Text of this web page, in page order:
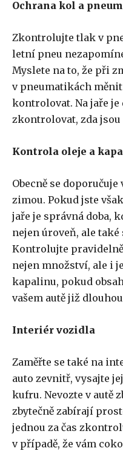
Ochrana kol a
Zkontrolujte tlak v
letní pneu
Myslete na to, že při
v pneumatikách
kontrolovat. Na jaře
zkontrolovat, zda jsou
Kontrola oleje a
Obecně se
zimou. Pokud jste
jaře je správná doba,
nejen úroveň, ale
Kontrolujte
nejen množství, ale i
kapalinu, pokud
vašem autě již
Interiér vozidla
Zaměřte se také na
auto zevnitř, vysajte
kufru. Nevozte v autě
zbytečně zabírají
jednou za čas
v případě, že vám